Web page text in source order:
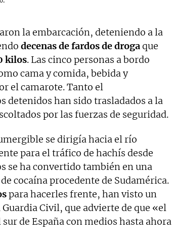
la embarcación, deteniendo a la
decenas de fardos de drogaque
kilos. Las cinco personas a bordo
cama y comida, bebida y
el camarote. Tanto el
detenidos han sido trasladados a la
por las fuerzas de seguridad.
se dirigía hacia el río
para el tráfico de hachís desde
se ha convertido también en una
cocaína procedente de Sudamérica.
para hacerles frente, han visto un
Civil, que advierte de que «el
de España con medios hasta ahora